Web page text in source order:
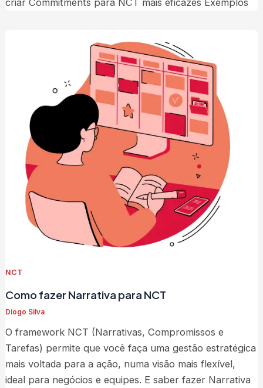
NCT
Como fazer Narrativa para NCT
Diogo Silva
O framework NCT (Narrativas, Compromissos e
Tarefas) permite que você faça uma gestão estratégica
mais voltada para a ação, numa visão mais flexível,
ideal para negócios e equipes. E saber fazer Narrativa